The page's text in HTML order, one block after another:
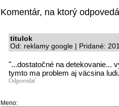
Komentár, na ktorý
titulok
Od: reklamy google | Pridané:
"...dostatočné na detekovanie...
tymto ma problem aj väcsina
Odpovedať
Meno: